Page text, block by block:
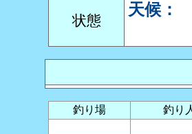
状態
天候：
釣り場 釣り